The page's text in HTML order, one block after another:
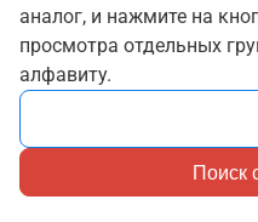
аналог, и нажмите на
просмотра отдельных
алфавиту.
Поиск